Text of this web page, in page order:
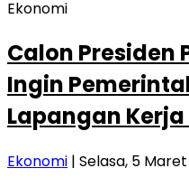
Ekonomi
Calon Presiden
Ingin
Lapangan
Ekonomi | Selasa, 5